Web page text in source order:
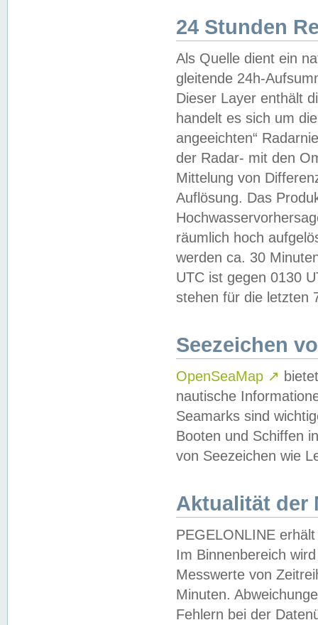
24 Stunden
Als Quelle dient ein
gleitende 24h-
Dieser Layer enthält
handelt es sich um
angeeichten“
der Radar- mit den
Mittelung von
Auflösung. Das
räumlich hoch
werden ca. 30
UTC ist gegen 0130
stehen für die letzten
Seezeichen
OpenSeaMap ↗
nautische
Seamarks sind
Booten und Schiffen
von Seezeichen wie
Aktualität der
PEGELONLINE
Im Binnenbereich
Messwerte von
Minuten.
Fehlern bei der